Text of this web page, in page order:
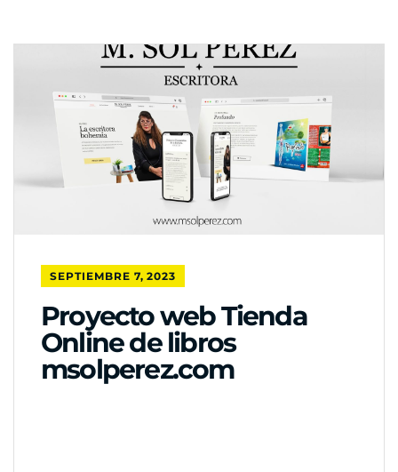
SEPTIEMBRE 7, 2023
Proyecto web Tienda
Online de libros
msolperez.com